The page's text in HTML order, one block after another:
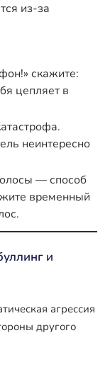
из-за
скажите:
цепляет в
неинтересно
— способ
временный
и